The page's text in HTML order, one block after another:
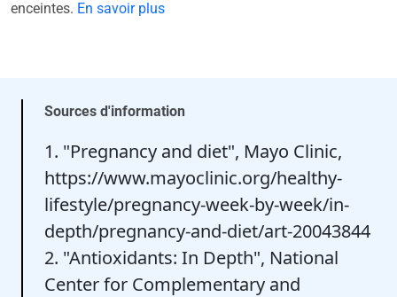
enceintes. En savoir plus
Sources d'information
1. "Pregnancy and diet", Mayo Clinic,
https://www.mayoclinic.org/healthy-
lifestyle/pregnancy-week-by-week/in-
depth/pregnancy-and-diet/art-20043844
2. "Antioxidants: In Depth", National
Center for Complementary and